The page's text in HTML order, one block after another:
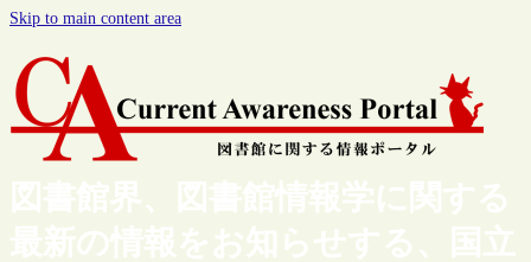
Skip to main content area
図書館界、図書館情報学に関する
最新の情報をお知らせする、国立